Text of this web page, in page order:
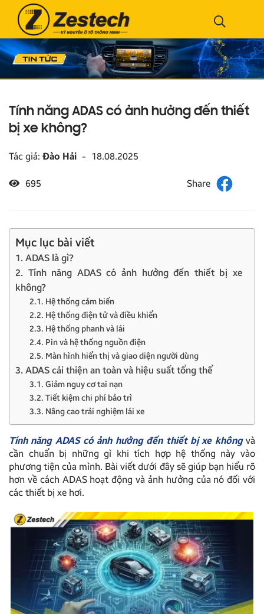
Tính năng ADAS có ảnh hưởng đến thiết
bị xe không?
Tác giả: Đào Hải - 18.08.2025
695
Mục lục bài viết
1. ADAS là gì?
2. Tính năng ADAS có ảnh hưởng đến thiết bị xe
không?
2.1. Hệ thống cảm biến
2.2. Hệ thống điện tử và điều khiển
2.3. Hệ thống phanh và lái
2.4. Pin và hệ thống nguồn điện
2.5. Màn hình hiển thị và giao diện người dùng
3. ADAS cải thiện an toàn và hiệu suất tổng thể
3.1. Giảm nguy cơ tai nạn
3.2. Tiết kiệm chi phí bảo trì
3.3. Nâng cao trải nghiệm lái xe
Tính năng ADAS có ảnh hưởng đến thiết bị xe khôngvà
cần chuẩn bị những gì khi tích hợp hệ thống này vào
phương tiện của mình. Bài viết dưới đây sẽ giúp bạn hiểu rõ
hơn về cách ADAS hoạt động và ảnh hưởng của nó đối với
các thiết bị xe hơi.